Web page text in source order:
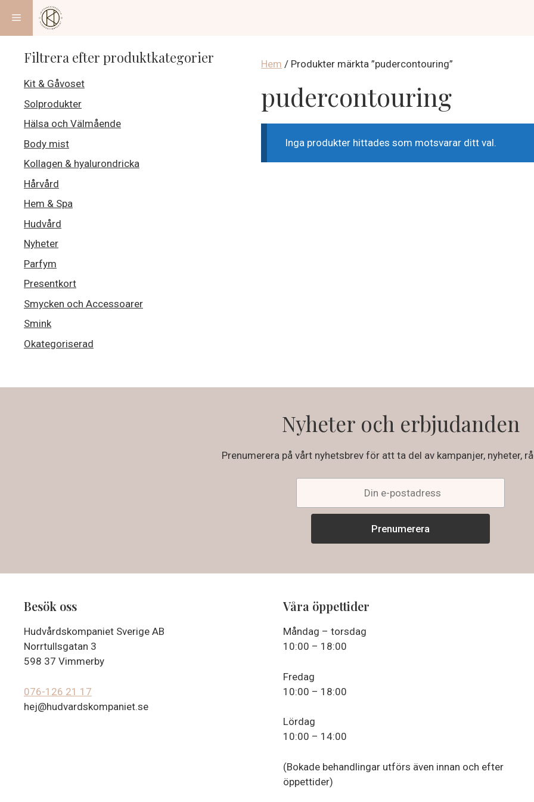
innehåll
Meny
Hem / Produkter märkta ”pudercontouring”
pudercontouring
Inga produkter hittades som motsvarar ditt val.
Filtrera efter produktkategorier
Kit & Gåvoset
Solprodukter
Hälsa och Välmående
Body mist
Kollagen & hyalurondricka
Hårvård
Hem & Spa
Hudvård
Nyheter
Parfym
Presentkort
Smycken och Accessoarer
Smink
Okategoriserad
Nyheter och erbjudanden
Prenumerera på vårt nyhetsbrev för att ta del av kampanjer, nyheter,
Besök oss
Hudvårdskompaniet Sverige AB
Norrtullsgatan 3
598 37 Vimmerby
076-126 21 17
hej@hudvardskompaniet.se
Våra öppettider
Måndag – torsdag
10:00 – 18:00
Fredag
10:00 – 18:00
Lördag
10:00 – 14:00
(Bokade behandlingar utförs även innan och efter
öppettider)